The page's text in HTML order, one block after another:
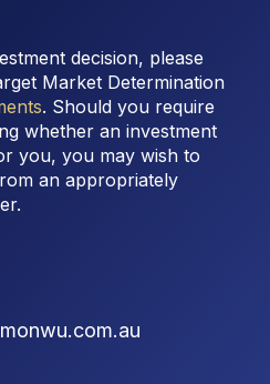
decision, please
Market Determination
. Should you require
whether an investment
you, you may wish to
an appropriately